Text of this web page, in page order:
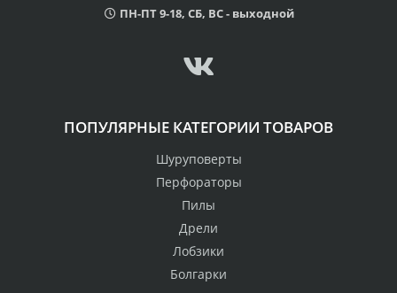
ПН-ПТ 9-18, СБ, ВС - выходной
ПОПУЛЯРНЫЕ КАТЕГОРИИ ТОВАРОВ
Шуруповерты
Перфораторы
Пилы
Дрели
Лобзики
Болгарки